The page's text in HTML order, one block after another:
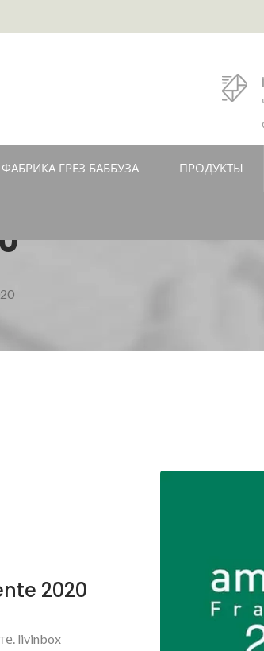
ФАБРИКА ГРЕЗ БАББУЗА ПРОДУКТЫ
2020
livinbox